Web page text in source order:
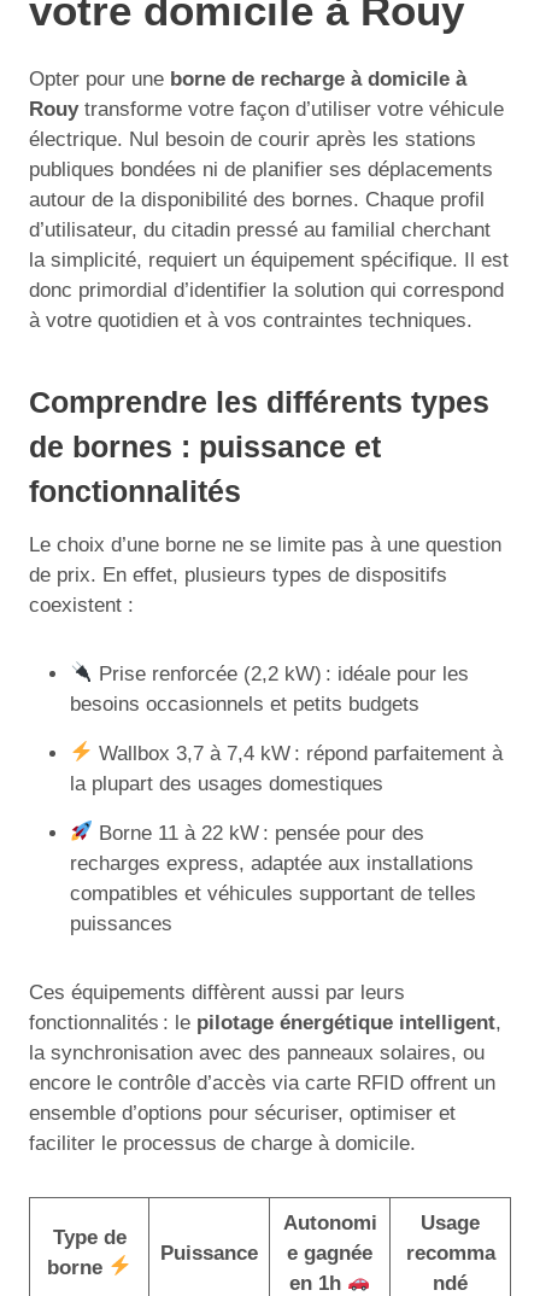
votre domicile à Rouy
Opter pour une borne de recharge à domicile à
Rouytransforme votre façon d’utiliser votre véhicule
électrique. Nul besoin de courir après les stations
publiques bondées ni de planifier ses déplacements
autour de la disponibilité des bornes. Chaque profil
d’utilisateur, du citadin pressé au familial cherchant
la simplicité, requiert un équipement spécifique. Il est
donc primordial d’identifier la solution qui correspond
à votre quotidien et à vos contraintes techniques.
Comprendre les différents types
de bornes : puissance et
fonctionnalités
Le choix d’une borne ne se limite pas à une question
de prix. En effet, plusieurs types de dispositifs
coexistent :
Prise renforcée (2,2 kW) : idéale pour les
besoins occasionnels et petits budgets
Wallbox 3,7 à 7,4 kW : répond parfaitement à
la plupart des usages domestiques
Borne 11 à 22 kW : pensée pour des
recharges express, adaptée aux installations
compatibles et véhicules supportant de telles
puissances
Ces équipements diffèrent aussi par leurs
fonctionnalités : le pilotage énergétique intelligent,
la synchronisation avec des panneaux solaires, ou
encore le contrôle d’accès via carte RFID offrent un
ensemble d’options pour sécuriser, optimiser et
faciliter le processus de charge à domicile.
Type de
borne
Puissance
Autonomi
e gagnée
en 1h
Usage
recomma
ndé